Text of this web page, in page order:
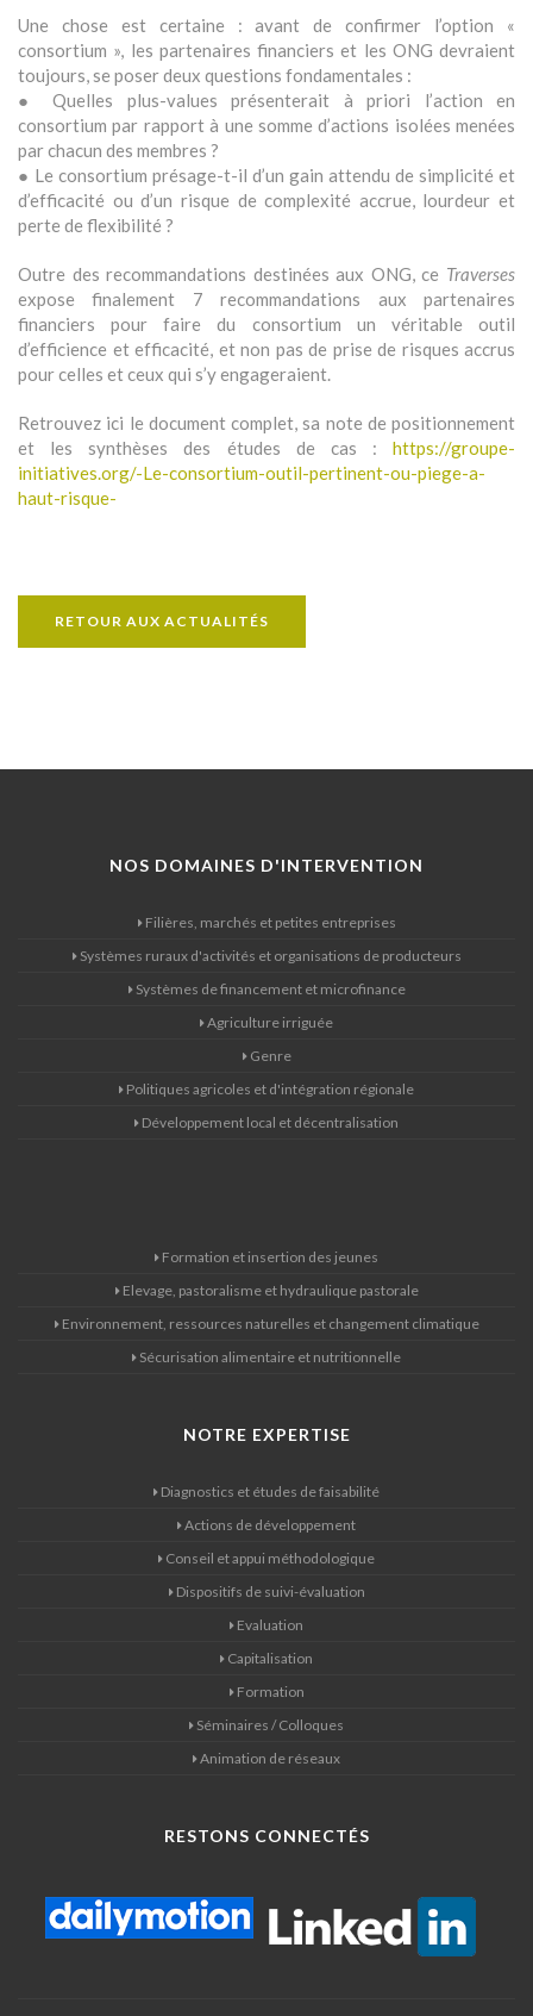
Une chose est certaine : avant de confirmer l’option «
consortium », les partenaires financiers et les ONG devraient
toujours, se poser deux questions fondamentales :
● Quelles plus-values présenterait à priori l’action en
consortium par rapport à une somme d’actions isolées menées
par chacun des membres ?
● Le consortium présage-t-il d’un gain attendu de simplicité et
d’efficacité ou d’un risque de complexité accrue, lourdeur et
perte de flexibilité ?
Outre des recommandations destinées aux ONG, ce Traverses
expose finalement 7 recommandations aux partenaires
financiers pour faire du consortium un véritable outil
d’efficience et efficacité, et non pas de prise de risques accrus
pour celles et ceux qui s’y engageraient.
Retrouvez ici le document complet, sa note de positionnement
et les synthèses des études de cas : https://groupe-
initiatives.org/-Le-consortium-outil-pertinent-ou-piege-a-
haut-risque-
RETOUR AUX ACTUALITÉS
NOS DOMAINES D'INTERVENTION
Filières, marchés et petites entreprises
Systèmes ruraux d'activités et organisations de producteurs
Systèmes de financement et microfinance
Agriculture irriguée
Genre
Politiques agricoles et d'intégration régionale
Développement local et décentralisation
Formation et insertion des jeunes
Elevage, pastoralisme et hydraulique pastorale
Environnement, ressources naturelles et changement climatique
Sécurisation alimentaire et nutritionnelle
NOTRE EXPERTISE
Diagnostics et études de faisabilité
Actions de développement
Conseil et appui méthodologique
Dispositifs de suivi-évaluation
Evaluation
Capitalisation
Formation
Séminaires / Colloques
Animation de réseaux
RESTONS CONNECTÉS